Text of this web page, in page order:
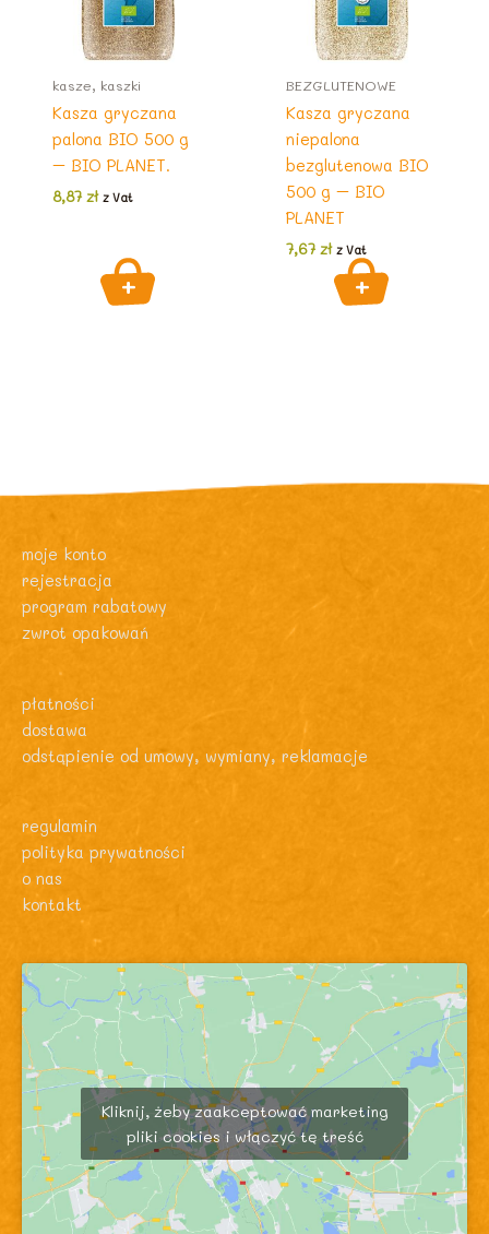
kasze, kaszki
Kasza gryczana
palona BIO 500 g
– BIO PLANET.
8,87zł z Vat
BEZGLUTENOWE
Kasza gryczana
niepalona
bezglutenowa BIO
500 g – BIO
PLANET
7,67zł z Vat
moje konto
rejestracja
program rabatowy
zwrot opakowań
płatności
dostawa
odstąpienie od umowy, wymiany, reklamacje
regulamin
polityka prywatności
o nas
kontakt
Kliknij, żeby zaakceptować marketing
pliki cookies i włączyć tę treść